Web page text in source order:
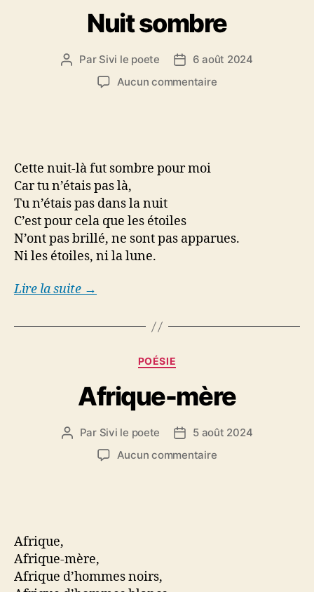
Nuit sombre
Auteur
l’article
Par Sivi le poete
Date6 août 2024
Aucun commentairesur
Cette nuit-là fut sombre pour moi
Car tu n’étais pas là,
Tu n’étais pas dans la nuit
C’est pour cela que les étoiles
N’ont pas brillé, ne sont pas apparues.
Ni les étoiles, ni la lune.
Lire la suite →
Catégories
POÉSIE
Afrique-mère
Auteur
l’article
Par Sivi le poete
Date5 août 2024
Aucun commentairesur
Afrique,
Afrique-mère,
Afrique d’hommes noirs,